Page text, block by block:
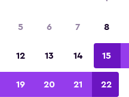
5 6 7 8
12 13 14 15
19 20 21 22